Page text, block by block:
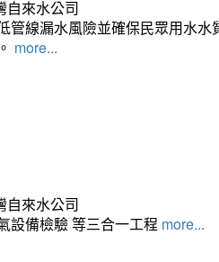
自來水公司
管線漏水風險並確保民眾用水
more...
自來水公司
設備檢驗 等三合一工程 more...